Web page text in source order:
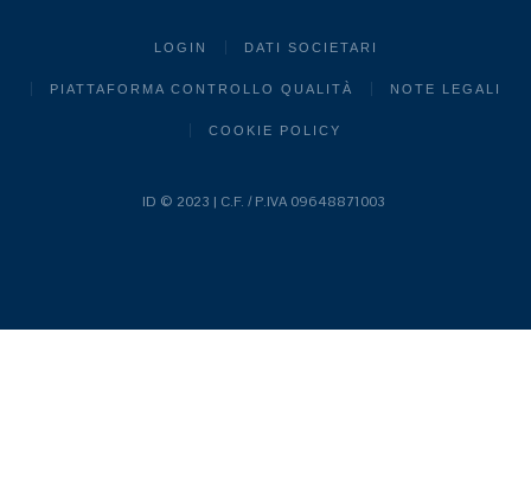
LOGIN DATI SOCIETARI
PIATTAFORMA CONTROLLO QUALITÀ NOTE LEGALI
COOKIE POLICY
ID © 2023 | C.F. / P.IVA 09648871003